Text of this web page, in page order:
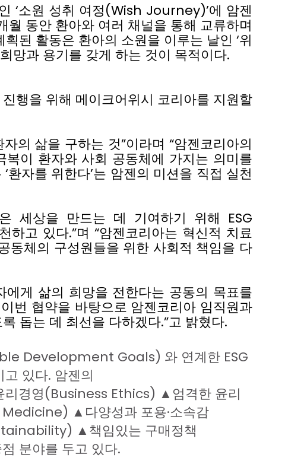
‘소원 성취 여정(Wish Journey)’에 암젠
월 동안 환아와 여러 채널을 통해 교류하며
획된 활동은 환아의 소원을 이루는 날인 ‘위
희망과 용기를 갖게 하는 것이 목적이다.
진행을 위해 메이크어위시 코리아를 지원할
자의 삶을 구하는 것”이라며 “암젠코리아의
복이 환자와 사회 공동체에 가지는 의미를
‘환자를 위한다’는 암젠의 미션을 직접 실천
세상을 만드는 데 기여하기 위해 ESG
하고 있다.”며 “암젠코리아는 혁신적 치료
동체의 구성원들을 위한 사회적 책임을 다
에게 삶의 희망을 전한다는 공동의 목표를
이번 협약을 바탕으로 암젠코리아 임직원과
돕는 데 최선을 다하겠다.”고 밝혔다.
Development Goals) 와 연계한 ESG
고 있다. 암젠의
경영(Business Ethics) ▲엄격한 윤리
▲다양성과 포용·소속감
▲책임있는 구매정책
분야를 두고 있다.